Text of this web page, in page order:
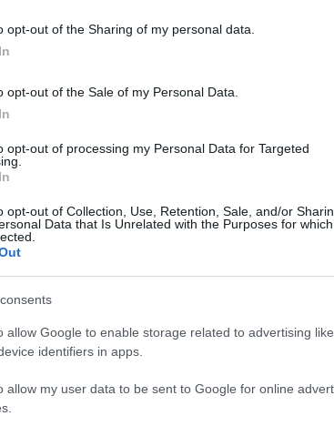
opt-out of the Sharing of my personal data.
opt-out of the Sale of my Personal Data.
opt-out of processing my Personal Data for Targeted
opt-out of Collection, Use, Retention, Sale, and/or
Data that Is Unrelated with the Purposes for
allow Google to enable storage related to advertising
identifiers in apps.
allow my user data to be sent to Google for online
una destinazione ideale per chi desidera
lontano. Le Alpi francesi sono un mix
perfette per chi cerca
delle Alpi francesi. Con le sue
città offre un’esperienza unica.
in un’atmosfera che sembra
pittoresche.
per esplorare le meraviglie naturali
e le suevalli protette
l’opportunità di visitare i suoi
mozzafiato e una fauna selvatica unica.